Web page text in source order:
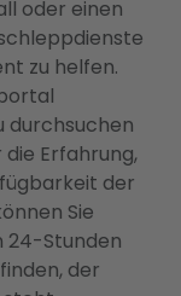
oder einen
zu helfen.
durchsuchen
Erfahrung,
der
Sie
24-Stunden
der